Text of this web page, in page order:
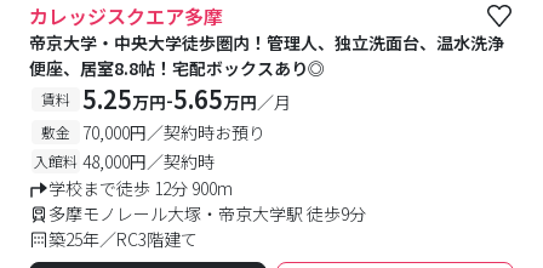
カレッジスクエア多摩
帝京大学・中央大学徒歩圏内！管理人、独立洗面台、温水洗浄
便座、居室8.8帖！宅配ボックスあり◎
賃料 5.25万円-5.65万円／月
敷金 70,000円／契約時お預り
入館料 48,000円／契約時
学校まで徒歩 12分 900m
多摩モノレール大塚・帝京大学駅 徒歩9分
築25年／RC3階建て